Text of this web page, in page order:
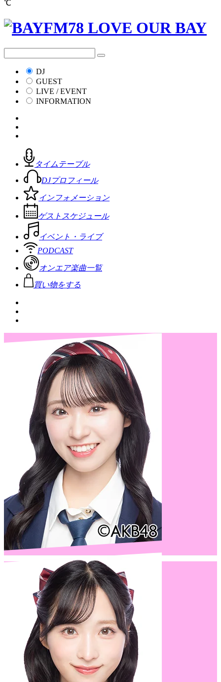
℃
DJ
GUEST
LIVE / EVENT
INFORMATION
タイムテーブル
DJプロフィール
インフォメーション
ゲストスケジュール
イベント・ライブ
PODCAST
オンエア楽曲一覧
買い物をする